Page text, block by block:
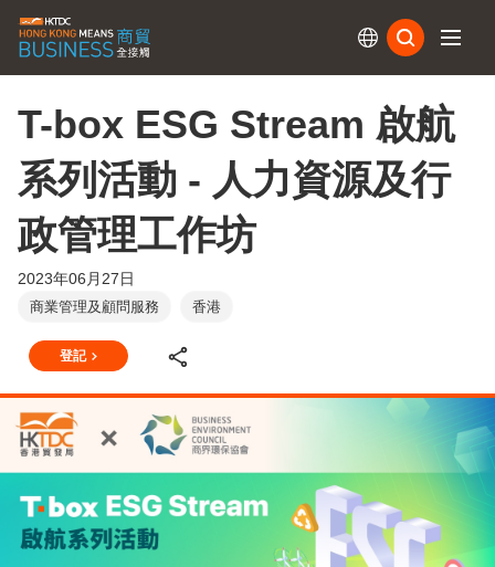
T-box ESG Stream 啟航
系列活動 - 人力資源及行
政管理工作坊
2023年06月27日
商業管理及顧問服務 香港
登記